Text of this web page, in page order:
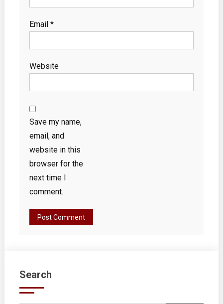
Email *
Website
Save my name,
email, and
website in this
browser for the
next time I
comment.
Search